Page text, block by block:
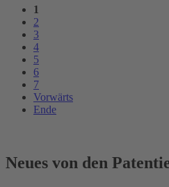
1
2
3
4
5
6
7
Vorwärts
Ende
Neues von den